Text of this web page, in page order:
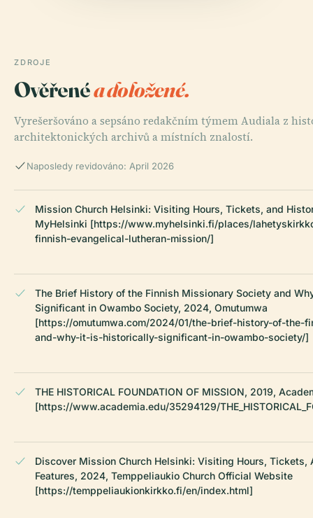
ZDROJE
Ověřenéa doložené.
Vyrešeršováno a sepsáno redakčním týmem Audiala z
architektonických archivů a místních znalostí.
Naposledy revidováno: April 2026
Mission Church Helsinki: Visiting Hours, Tickets, and
MyHelsinki [https://www.myhelsinki.fi/places/
finnish-evangelical-lutheran-mission/]
The Brief History of the Finnish Missionary Society and
Significant in Owambo Society, 2024, Omutumwa
[https://omutumwa.com/2024/01/the-brief-history-of-the-
and-why-it-is-historically-significant-in-owambo-society/]
THE HISTORICAL FOUNDATION OF MISSION, 2019,
[https://www.academia.edu/35294129/
Discover Mission Church Helsinki: Visiting Hours, Tickets,
Features, 2024, Temppeliaukio Church Official Website
[https://temppeliaukionkirkko.fi/en/index.html]